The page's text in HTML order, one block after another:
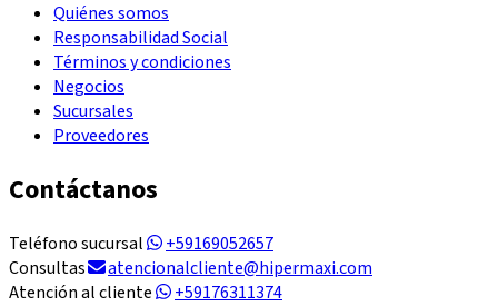
Quiénes somos
Responsabilidad Social
Términos y condiciones
Negocios
Sucursales
Proveedores
Contáctanos
Teléfono sucursal
+59169052657
Consultas
atencionalcliente@hipermaxi.com
Atención al cliente
+59176311374